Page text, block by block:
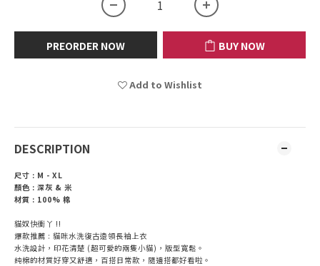
PREORDER NOW BUY NOW
Add to Wishlist
DESCRIPTION
尺寸 : M - XL
顏色 : 深灰 & 米
材質 : 100% 棉
貓奴快衝丫 !!
爆款推薦 : 貓咪水洗復古遠領長袖上衣
水洗設計，印花清楚 (超可愛的兩隻小貓)，版型寬鬆。
純棉的材質好穿又舒適，百搭日常款，隨邊搭都好看啦。